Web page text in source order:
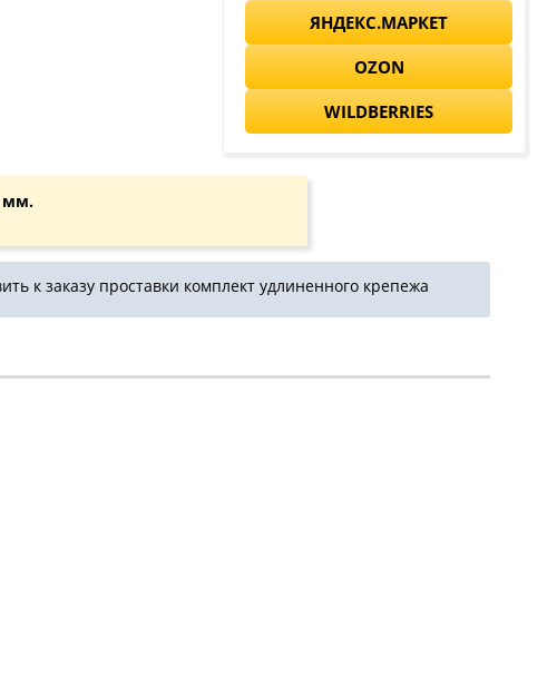
ЯНДЕКС.МАРКЕТ
OZON
WILDBERRIES
мм.
к заказу проставки комплект удлиненного крепежа